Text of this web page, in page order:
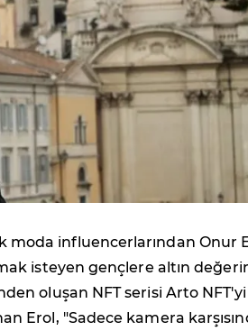
moda influencerlarından Onur
isteyen gençlere altın
oluşan NFT serisi Arto
Erol, "Sadece kamera